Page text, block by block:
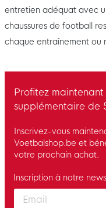
entretien adéquat avec
chaussures de football
chaque entraînement ou
Profitez maintenant
supplémentaire de
Inscrivez-vous
Voetbalshop.be et
votre prochain achat.
Enter your email and
Inscription à notre